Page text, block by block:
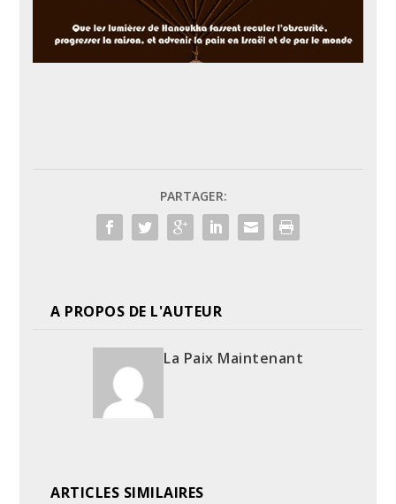
PARTAGER:
A PROPOS DE L'AUTEUR
La Paix Maintenant
ARTICLES SIMILAIRES